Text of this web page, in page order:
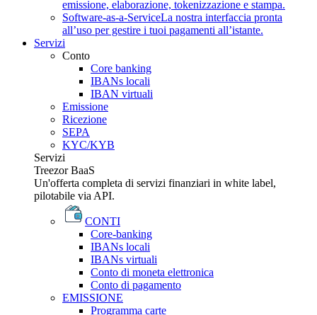
emissione, elaborazione, tokenizzazione e stampa.
Software-as-a-ServiceLa nostra interfaccia pronta
all’uso per gestire i tuoi pagamenti all’istante.
Servizi
Conto
Core banking
IBANs locali
IBAN virtuali
Emissione
Ricezione
SEPA
KYC/KYB
Servizi
Treezor BaaS
Un'offerta completa di servizi finanziari in white label,
pilotabile via API.
CONTI
Core-banking
IBANs locali
IBANs virtuali
Conto di moneta elettronica
Conto di pagamento
EMISSIONE
Programma carte